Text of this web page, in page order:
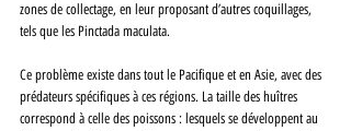
zones de collectage, en leur proposant d’autres coquillages,
tels que les Pinctada maculata.
Ce problème existe dans tout le Pacifique et en Asie, avec des
prédateurs spécifiques à ces régions. La taille des huîtres
correspond à celle des poissons : lesquels se développent au